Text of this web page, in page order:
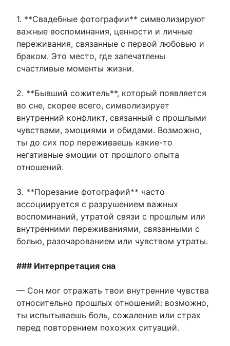
1. **Свадебные фотографии** символизируют
важные воспоминания, ценности и личные
переживания, связанные с первой любовью и
браком. Это место, где запечатлены
счастливые моменты жизни.
2. **Бывший сожитель**, который появляется
во сне, скорее всего, символизирует
внутренний конфликт, связанный с прошлыми
чувствами, эмоциями и обидами. Возможно,
ты до сих пор переживаешь какие-то
негативные эмоции от прошлого опыта
отношений.
3. **Порезание фотографий** часто
ассоциируется с разрушением важных
воспоминаний, утратой связи с прошлым или
внутренними переживаниями, связанными с
болью, разочарованием или чувством утраты.
### Интерпретация сна
— Сон мог отражать твои внутренние чувства
относительно прошлых отношений: возможно,
ты испытываешь боль, сожаление или страх
перед повторением похожих ситуаций.